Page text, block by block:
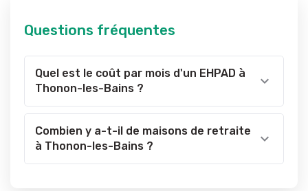
Questions fréquentes
Quel est le coût par mois d'un EHPAD à
Thonon-les-Bains ?
Combien y a-t-il de maisons de retraite
à Thonon-les-Bains ?